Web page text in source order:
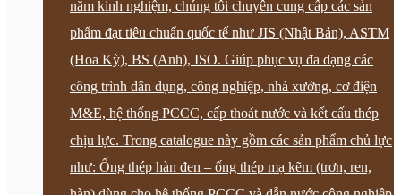
năm kinh nghiệm, chúng tôi chuyên cung cấp các sản
phẩm đạt tiêu chuẩn quốc tế như JIS (Nhật Bản), ASTM
(Hoa Kỳ), BS (Anh), ISO. Giúp phục vụ đa dạng các
công trình dân dụng, công nghiệp, nhà xưởng, cơ điện
M&E, hệ thống PCCC, cấp thoát nước và kết cấu thép
chịu lực. Trong catalogue này gồm các sản phẩm chủ lực
như: Ống thép hàn đen – ống thép mạ kẽm (trơn, ren,